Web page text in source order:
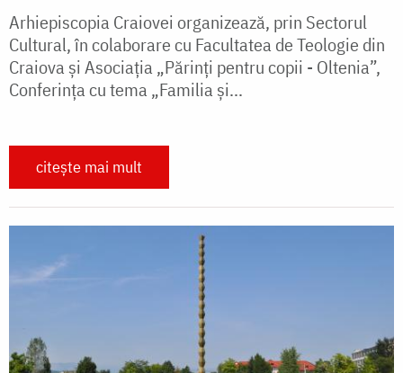
Arhiepiscopia Craiovei organizează, prin Sectorul
Cultural, în colaborare cu Facultatea de Teologie din
Craiova și Asociația „Părinți pentru copii - Oltenia”,
Conferința cu tema „Familia și...
citește mai mult